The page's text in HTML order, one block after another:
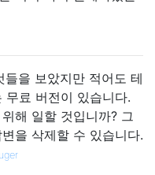
들을 보았지만 적어도 테
무료 버전이 있습니다.
해 일할 것입니까? 그
을 삭제할 수 있습니다.